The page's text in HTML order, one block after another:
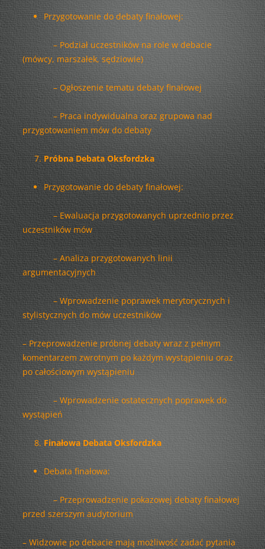
Przygotowanie do debaty finałowej:
– Podział uczestników na role w debacie
(mówcy, marszałek, sędziowie)
– Ogłoszenie tematu debaty finałowej
– Praca indywidualna oraz grupowa nad
przygotowaniem mów do debaty
Próbna Debata Oksfordzka
Przygotowanie do debaty finałowej:
– Ewaluacja przygotowanych uprzednio przez
uczestników mów
– Analiza przygotowanych linii
argumentacyjnych
– Wprowadzenie poprawek merytorycznych i
stylistycznych do mów uczestników
– Przeprowadzenie próbnej debaty wraz z pełnym
komentarzem zwrotnym po każdym wystąpieniu oraz
po całościowym wystąpieniu
– Wprowadzenie ostatecznych poprawek do
wystąpień
Finałowa Debata Oksfordzka
Debata finałowa:
– Przeprowadzenie pokazowej debaty finałowej
przed szerszym audytorium
– Widzowie po debacie mają możliwość zadać pytania